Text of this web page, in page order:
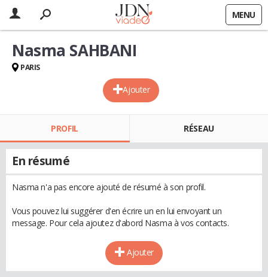
MENU
Ajouter
Nasma SAHBANI
PARIS
PROFIL RÉSEAU
En résumé
Nasma n'a pas encore ajouté de résumé à son profil.
Vous pouvez lui suggérer d'en écrire un en lui envoyant un
message. Pour cela ajoutez d'abord Nasma à vos contacts.
Ajouter